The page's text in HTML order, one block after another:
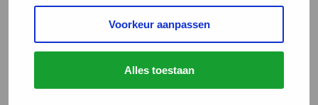
Voorkeur aanpassen
Alles toestaan
leghennen, stallen die ontruimd moesten worden,
noem maar op. We zochten een manier om
dierenwelzijn voor iedereen bereikbaar te maken,”
vertelt Marijke. “Vanuit de consumenten én de
supermarkten was daar duidelijk vraag naar.”